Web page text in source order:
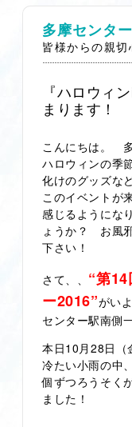
多摩センタ
皆様からの親切
『ハロウィ
まります！
こんにちは。
ハロウィンの季
化けのグッズな
このイベントが
感じるようにな
ょうか？ お風
下さい！
さて、、 “第
ー2016”がい
センター駅南側
本日10月28日
冷たい小雨の中
個ずつろうそく
ました！